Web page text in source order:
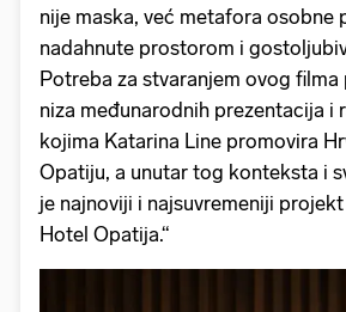
nije maska, već metafora osobne
nadahnute prostorom i
Potreba za stvaranjem ovog filma
niza međunarodnih prezentacija i
kojima Katarina Line promovira
Opatiju, a unutar tog konteksta i
je najnoviji i najsuvremeniji
Hotel Opatija.“